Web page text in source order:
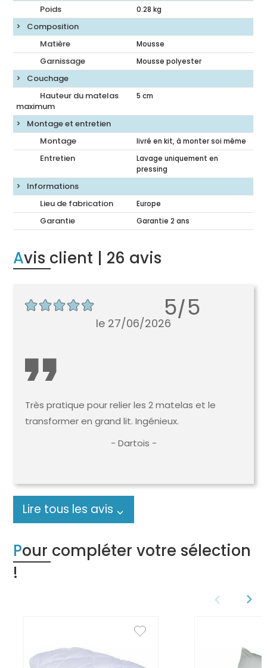
Poids 0.28 kg
Composition
Matière
Mousse
Garnissage Mousse polyester
Couchage
Hauteur du matelas
maximum
5 cm
Montage et entretien
Montage
livré en kit, à monter soi même
Entretien
Lavage uniquement en
pressing
Informations
Lieu de fabrication
Europe
Garantie Garantie 2 ans
Avis client | 26 avis
5/5
le 27/06/2026
Très pratique pour relier les 2 matelas et le
transformer en grand lit. Ingénieux.
- Dartois -
Lire tous les avis
Pour compléter votre sélection
!